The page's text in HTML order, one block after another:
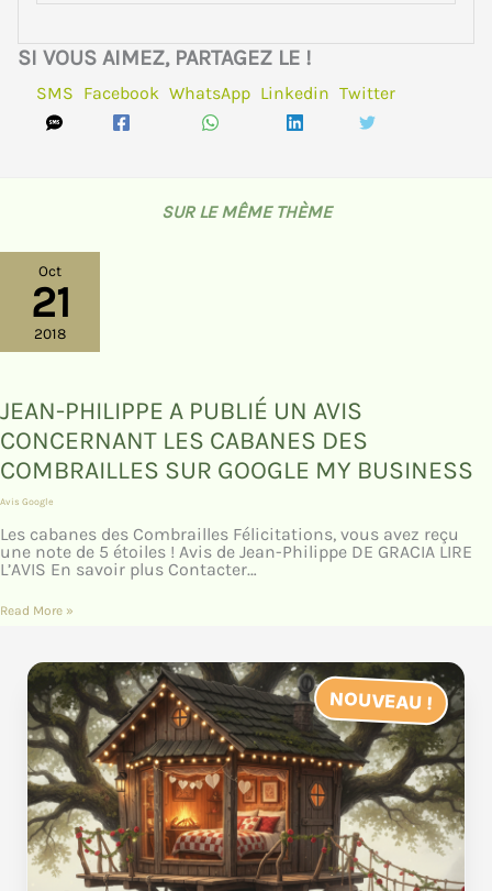
SI VOUS AIMEZ, PARTAGEZ LE !
SMS Facebook WhatsApp Linkedin Twitter
SUR LE MÊME THÈME
Oct
21
2018
JEAN-PHILIPPE A PUBLIÉ UN AVIS
CONCERNANT LES CABANES DES
COMBRAILLES SUR GOOGLE MY BUSINESS
Avis Google
Les cabanes des Combrailles Félicitations, vous avez reçu
une note de 5 étoiles ! Avis de J e a n - P h i l i p p e D E G R A C I A LIRE
L’AVIS En savoir plus Contacter…
Read More »
NOUVEAU !